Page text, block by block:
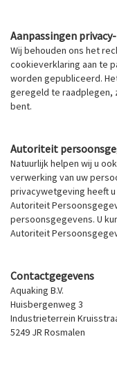
Aanpassingen
Wij behouden ons het
cookieverklaring aan te
worden gepubliceerd.
geregeld te raadplegen,
bent.
Autoriteit
Natuurlijk helpen wij u
verwerking van uw
privacywetgeving heeft
Autoriteit
persoonsgegevens. U
Autoriteit
Contactgegevens
Aquaking B.V.
Huisbergenweg 3
Industrieterrein
5249 JR Rosmalen